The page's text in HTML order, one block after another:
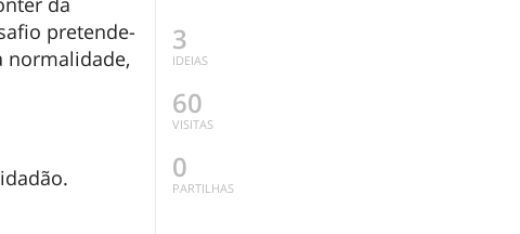
pretende-
normalidade,
3
IDEIAS
60
VISITAS
0
PARTILHAS